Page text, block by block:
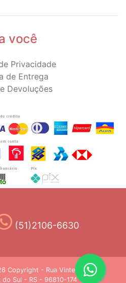
você
Privacidade
de Entrega
Devoluções
(51)2106-6630
Copyright - Rua Vinte e Oito de
Sul - RS - 96810-174